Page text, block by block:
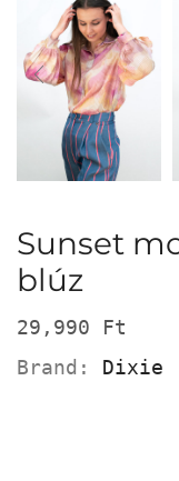
Sunset
blúz
29,990 Ft
Brand: Dixie